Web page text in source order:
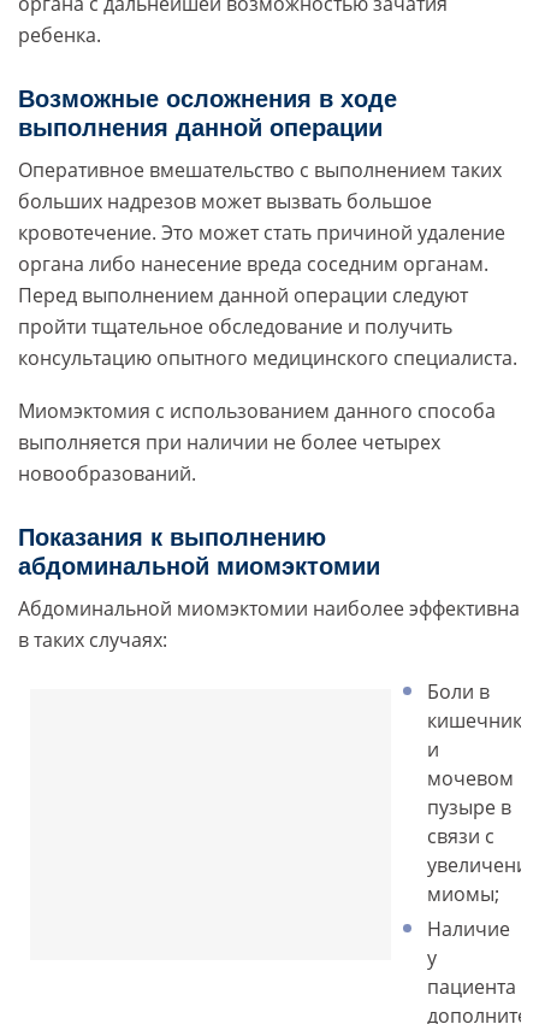
ребенка.
Возможные осложнения в ходе
выполнения данной операции
Оперативное вмешательство с выполнением таких
больших надрезов может вызвать большое
кровотечение. Это может стать причиной удаление
органа либо нанесение вреда соседним органам.
Перед выполнением данной операции следуют
пройти тщательное обследование и получить
консультацию опытного медицинского специалиста.
Миомэктомия с использованием данного способа
выполняется при наличии не более четырех
новообразований.
Показания к выполнению
абдоминальной миомэктомии
Абдоминальной миомэктомии наиболее эффективна
в таких случаях:
Боли в
кишечнике
и
мочевом
пузыре в
связи с
миомы;
Наличие
у
пациента